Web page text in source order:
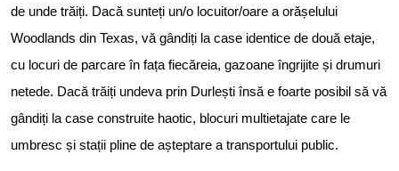
de unde trăiți. Dacă sunteți un/o locuitor/oare a orășelului
Woodlands din Texas, vă gândiți la case identice de două etaje,
cu locuri de parcare în fața fiecăreia, gazoane îngrijite și drumuri
netede. Dacă trăiți undeva prin Durlești însă e foarte posibil să vă
gândiți la case construite haotic, blocuri multietajate care le
umbresc și stații pline de așteptare a transportului public.